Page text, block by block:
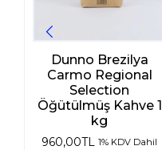
Dunno Brezilya
Carmo Regional
Selection
Öğütülmüş Kahve 1
kg
960,00TL 1% KDV Dahil